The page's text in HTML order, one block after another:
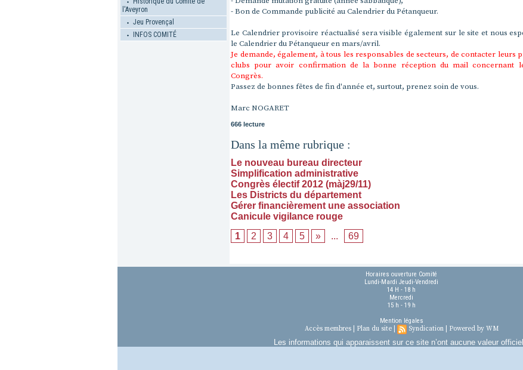
l'Aveyron
Jeu Provençal
INFOS COMITÉ
- Bon de Commande publicité au Calendrier du Pétanqueur.
Le Calendrier provisoire réactualisé sera visible également sur le site et nous
le Calendrier du Pétanqueur en mars/avril.
Je demande, également, à tous les responsables de secteurs, de contacter leurs
clubs pour avoir confirmation de la bonne réception du mail concernant
Congrès.
Passez de bonnes fêtes de fin d'année et, surtout, prenez soin de vous.
Marc NOGARET
666 lecture
Dans la même rubrique :
Le nouveau bureau directeur
Simplification administrative
Congrès électif 2012 (màj29/11)
Les Districts du département
Gérer financièrement une association
Canicule vigilance rouge
1
2 3 4 5 » ... 69
Horaires ouverture Comité
Lundi-Mardi Jeudi-Vendredi
14 H - 18 h
Mercredi
15 h - 19 h
Mention légales
Accès membres Plan du site Syndication Powered by WM
Les informations qui apparaissent sur ce site n’ont aucune valeur